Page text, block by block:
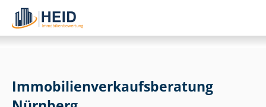
Im­mo­bi­li­en­ver­kaufs­be­ra­tung